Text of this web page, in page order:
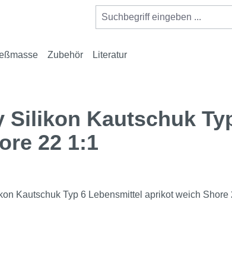
Zubehör Literatur
Silikon Kautschuk
22 1:1